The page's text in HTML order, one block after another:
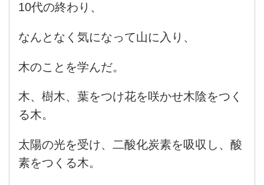
10代の終わり、
なんとなく気になって山に入り、
木のことを学んだ。
木、樹木、葉をつけ花を咲かせ木陰をつく
る木。
太陽の光を受け、二酸化炭素を吸収し、酸
素をつくる木。